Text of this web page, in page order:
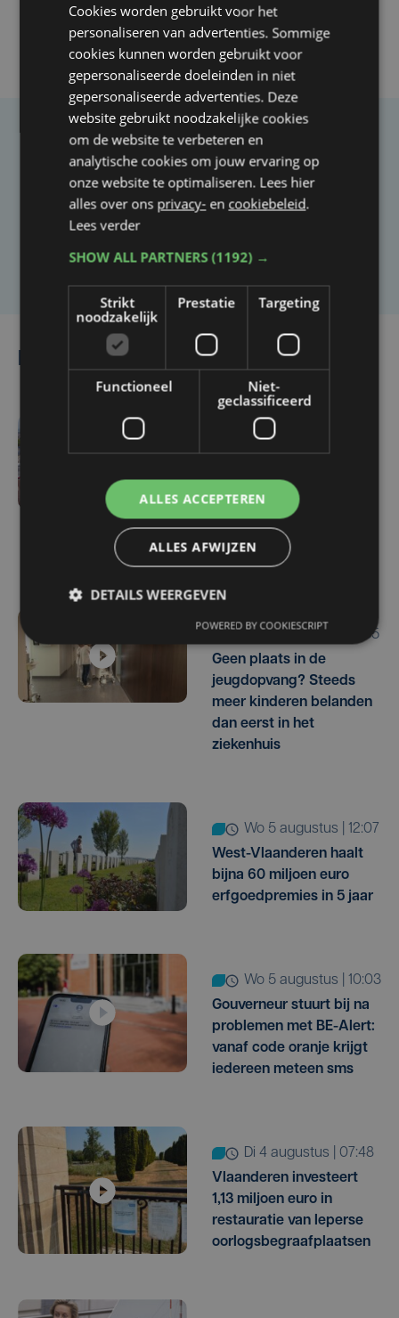
Taalfout opgemerkt?
Heb je een taal- of schrijffout opgemerkt in dit
artikel?
Laat het ons weten
Lees ook
do 6 augustus | 16:44
miljoen euro aan
onrechtmatig
gerecupereerde BTW
terugbetalen
wo 5 augustus | 16:55
Geen plaats in de
jeugdopvang? Steeds
meer kinderen belanden
dan eerst in het
ziekenhuis
wo 5 augustus | 12:07
West-Vlaanderen haalt
bijna 60 miljoen euro
erfgoedpremies in 5 jaar
wo 5 augustus | 10:03
Gouverneur stuurt bij na
problemen met BE-Alert:
vanaf code oranje krijgt
iedereen meteen sms
di 4 augustus | 07:48
Vlaanderen investeert
1,13 miljoen euro in
restauratie van Ieperse
oorlogsbegraafplaatsen
Cookies worden gebruikt voor het
personaliseren van advertenties. Sommige
cookies kunnen worden gebruikt voor
gepersonaliseerde doeleinden in niet
gepersonaliseerde advertenties. Deze
website gebruikt noodzakelijke cookies
om de website te verbeteren en
analytische cookies om jouw ervaring op
onze website te optimaliseren. Lees hier
alles over ons privacy- en cookiebeleid.
Lees verder
SHOW ALL PARTNERS(1192) →
Strikt
noodzakelijk
Prestatie Targeting
Functioneel
Niet-
geclassificeerd
ALLES ACCEPTEREN
ALLES AFWIJZEN
DETAILS WEERGEVEN
POWERED BY COOKIESCRIPT